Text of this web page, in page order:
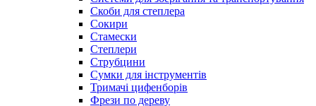
Скоби для степлера
Сокири
Стамески
Степлери
Струбцини
Сумки для інструментів
Тримачі цифенборів
Фрези по дереву